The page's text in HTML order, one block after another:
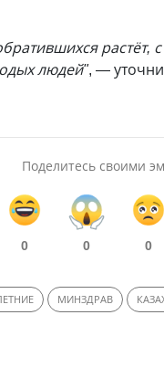
растёт,
людей", —
Поделитесь своими
0 0 0
МИНЗДРАВ